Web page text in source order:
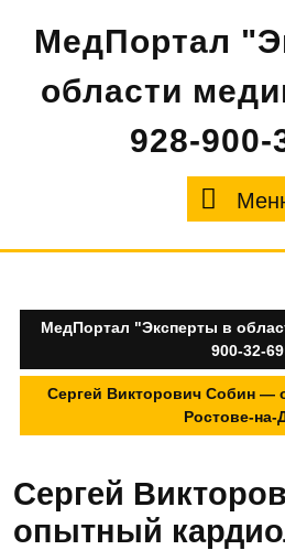
содержимому
МедПортал
области
928-900-
МедПортал "Эксперты в
900-32-69
Сергей Викторович Собин —
Ростове-на-
Сергей
опытный